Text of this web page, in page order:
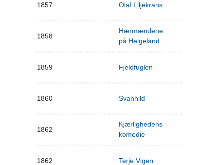
1857 Olaf Liljekrans
1858
Hærmændene
på Helgeland
1859 Fjeldfuglen
1860 Svanhild
1862
Kjærlighedens
komedie
1862 Terje Vigen